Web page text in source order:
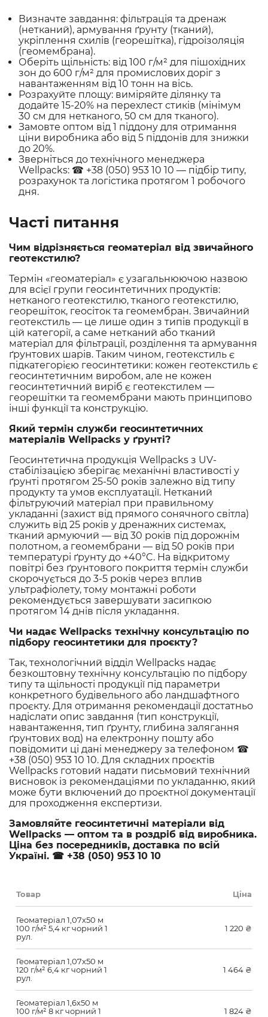
Визначте завдання: фільтрація та дренаж
(нетканий), армування ґрунту (тканий),
укріплення схилів (георешітка), гідроізоляція
(геомембрана).
Оберіть щільність: від 100 г/м² для пішохідних
зон до 600 г/м² для промислових доріг з
навантаженням від 10 тонн на вісь.
Розрахуйте площу: виміряйте ділянку та
додайте 15-20% на перехлест стиків (мінімум
30 см для нетканого, 50 см для тканого).
Замовте оптом від 1 піддону для отримання
ціни виробника або від 5 піддонів для знижки
до 20%.
Зверніться до технічного менеджера
Wellpacks: ☎ +38 (050) 953 10 10 — підбір типу,
розрахунок та логістика протягом 1 робочого
дня.
Часті питання
Чим відрізняється геоматеріал від звичайного
геотекстилю?
Термін «геоматеріал» є узагальнюючою назвою
для всієї групи геосинтетичних продуктів:
нетканого геотекстилю, тканого геотекстилю,
георешіток, геосіток та геомембран. Звичайний
геотекстиль — це лише один з типів продукції в
цій категорії, а саме нетканий або тканий
матеріал для фільтрації, розділення та армування
ґрунтових шарів. Таким чином, геотекстиль є
підкатегорією геосинтетики: кожен геотекстиль є
геосинтетичним виробом, але не кожен
геосинтетичний виріб є геотекстилем —
георешітки та геомембрани мають принципово
інші функції та конструкцію.
Який термін служби геосинтетичних
матеріалів Wellpacks у ґрунті?
Геосинтетична продукція Wellpacks з UV-
стабілізацією зберігає механічні властивості у
ґрунті протягом 25-50 років залежно від типу
продукту та умов експлуатації. Нетканий
фільтруючий матеріал при правильному
укладанні (захист від прямого сонячного світла)
служить від 25 років у дренажних системах,
тканий армуючий — від 30 років під дорожнім
полотном, а геомембрани — від 50 років при
температурі ґрунту до +40°C. На відкритому
повітрі без ґрунтового покриття термін служби
скорочується до 3-5 років через вплив
ультрафіолету, тому монтажні роботи
рекомендується завершувати засипкою
протягом 14 днів після укладання.
Чи надає Wellpacks технічну консультацію по
підбору геосинтетики для проєкту?
Так, технологічний відділ Wellpacks надає
безкоштовну технічну консультацію по підбору
типу та щільності продукції під параметри
конкретного будівельного або ландшафтного
проєкту. Для отримання рекомендації достатньо
надіслати опис завдання (тип конструкції,
навантаження, тип ґрунту, глибина залягання
ґрунтових вод) на електронну пошту або
повідомити ці дані менеджеру за телефоном ☎
+38 (050) 953 10 10. Для складних проєктів
Wellpacks готовий надати письмовий технічний
висновок із рекомендаціями по укладанню, який
може бути включений до проєктної документації
для проходження експертизи.
Замовляйте геосинтетичні матеріали від
Wellpacks — оптом та в роздріб від виробника.
Ціна без посередників, доставка по всій
Україні. ☎ +38 (050) 953 10 10
Товар Ціна
Геоматеріал 1,07х50 м
100 г/м² 5,4 кг чорний 1
рул.
1 220 ₴
Геоматеріал 1,07х50 м
120 г/м² 6,4 кг чорний 1
рул.
1 464 ₴
Геоматеріал 1,6х50 м
100 г/м² 8 кг чорний 1
1 824 ₴